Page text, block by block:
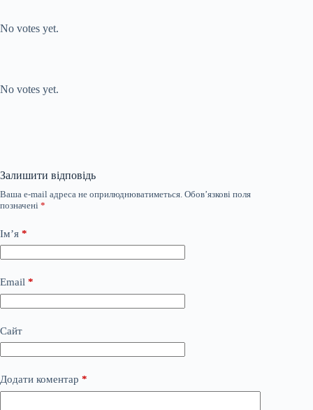
No votes yet.
No votes yet.
Залишити відповідь
Ваша e-mail адреса не оприлюднюватиметься. Обов’язкові поля
позначені *
Ім’я *
Email *
Сайт
Додати коментар *